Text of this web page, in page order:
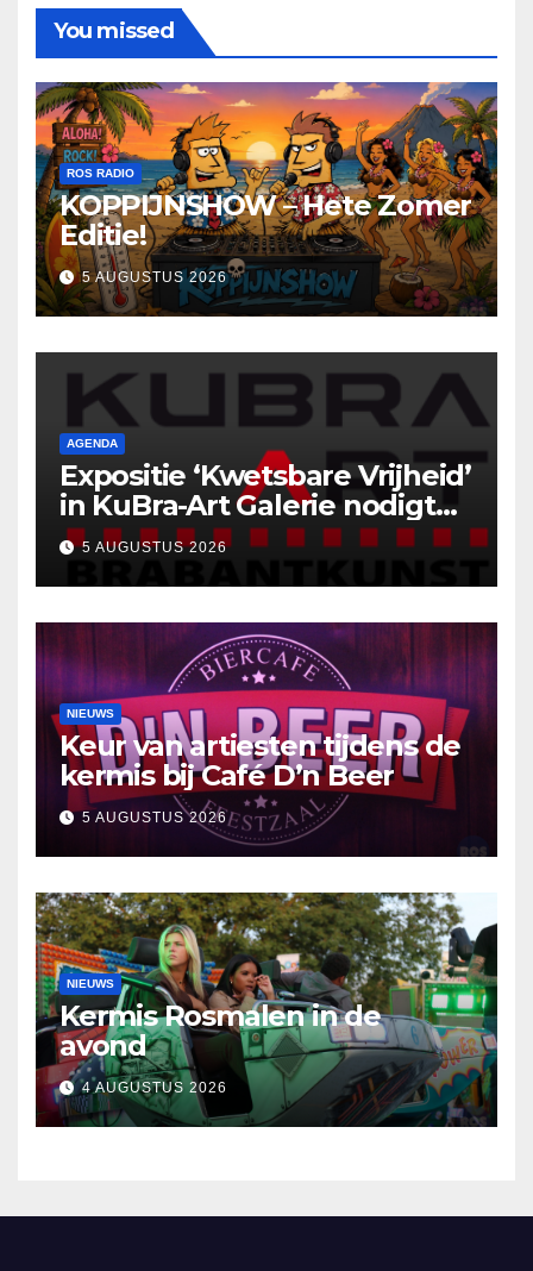
You missed
ROS RADIO
KOPPIJNSHOW – Hete Zomer
Editie!
5 AUGUSTUS 2026
AGENDA
Expositie ‘Kwetsbare Vrijheid’
in KuBra-Art Galerie nodigt
uit tot ontmoeting en
reflectie
5 AUGUSTUS 2026
NIEUWS
Keur van artiesten tijdens de
kermis bij Café D’n Beer
5 AUGUSTUS 2026
NIEUWS
Kermis Rosmalen in de
avond
4 AUGUSTUS 2026